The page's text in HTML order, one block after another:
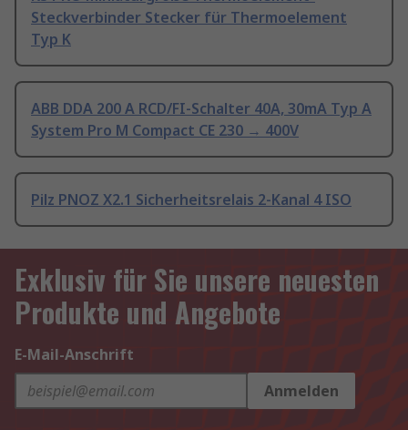
Steckverbinder Stecker für Thermoelement
Typ K
ABB DDA 200 A RCD/FI-Schalter 40A, 30mA Typ A
System Pro M Compact CE 230 → 400V
Pilz PNOZ X2.1 Sicherheitsrelais 2-Kanal 4 ISO
Exklusiv für Sie unsere neuesten
Produkte und Angebote
E-Mail-Anschrift
Anmelden